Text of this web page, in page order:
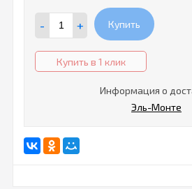
- + Купить
Купить в 1 клик
Информация о
Эль-Монте